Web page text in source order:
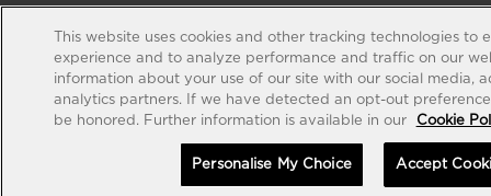
This website uses cookies and other tracking technologies to
experience and to analyze performance and traffic on our
information about your use of our site with our social media,
analytics partners. If we have detected an opt-out
be honored. Further information is available in our
Cookie
Personalise My Choice Accept